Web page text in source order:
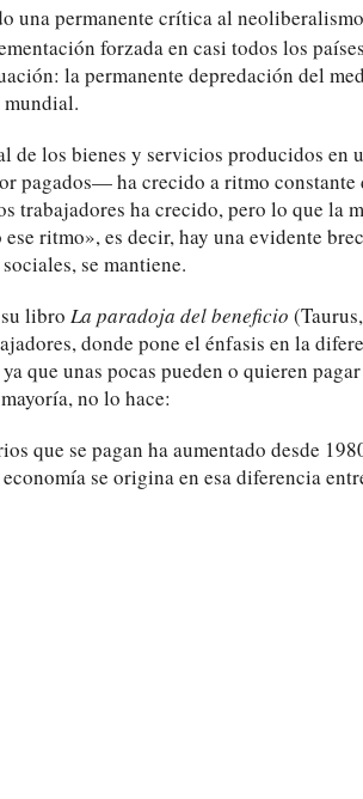
una permanente crítica al
forzada en casi todos los
la permanente depredación del
los bienes y servicios producidos en
pagados— ha crecido a ritmo constante
trabajadores ha crecido, pero lo que la
ritmo», es decir, hay una evidente
se mantiene.
libro La paradoja del beneficio
donde pone el énfasis en la
que unas pocas pueden o quieren
no lo hace:
que se pagan ha aumentado desde
se origina en esa diferencia